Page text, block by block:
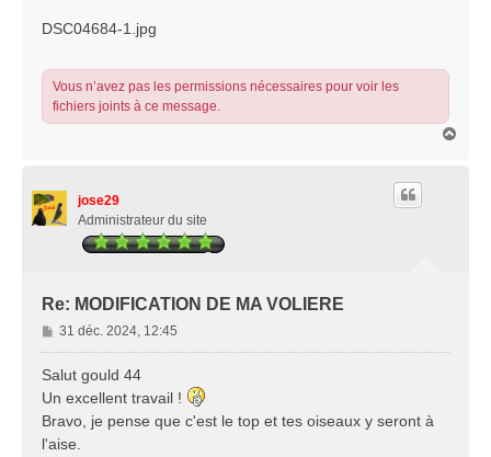
DSC04684-1.jpg
Vous n’avez pas les permissions nécessaires pour voir les
fichiers joints à ce message.
jose29
Administrateur du site
Re: MODIFICATION DE MA VOLIERE
M
e
s
g
e
31 déc. 2024, 12:45
Salut gould 44
Un excellent travail !
Bravo, je pense que c'est le top et tes oiseaux y seront à
l'aise.